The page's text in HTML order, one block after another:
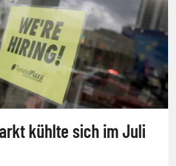
kühlte sich im Juli